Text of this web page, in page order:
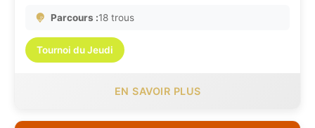
Parcours :18 trous
Tournoi du Jeudi
EN SAVOIR PLUS